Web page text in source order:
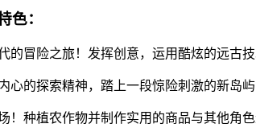
色：
的冒险之旅！发挥创意，运用酷炫的远古
心的探索精神，踏上一段惊险刺激的新岛
！种植农作物并制作实用的商品与其他角